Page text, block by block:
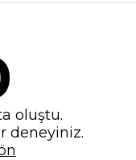
oluştu.
deneyiniz.